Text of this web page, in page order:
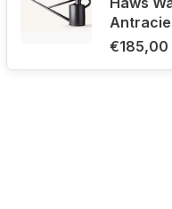
€185,00